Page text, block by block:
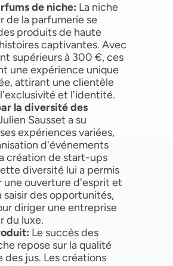
de niche: La niche
de la parfumerie se
produits de haute
captivantes. Avec
supérieurs à 300 €, ces
une expérience unique
attirant une clientèle
et l'identité.
la diversité des
Sausset a su
expériences variées,
d'événements
création de start-ups
diversité lui a permis
une ouverture d'esprit et
saisir des opportunités,
diriger une entreprise
du luxe.
Le succès des
repose sur la qualité
jus. Les créations